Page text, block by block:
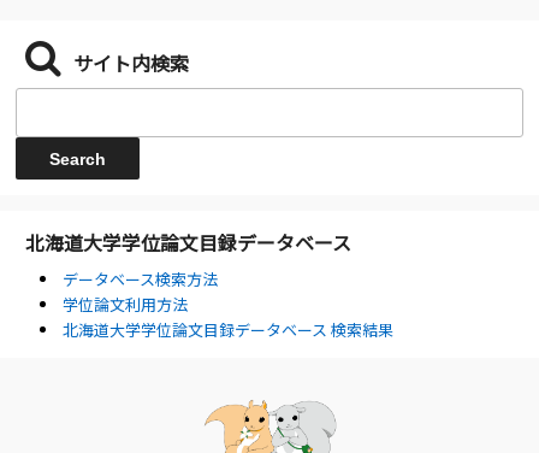
サイト内検索
北海道大学学位論文目録データベース
データベース検索方法
学位論文利用方法
北海道大学学位論文目録データベース 検索結果